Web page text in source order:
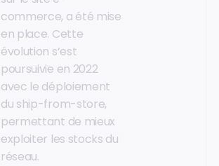
commerce, a été mise
en place. Cette
évolution s’est
poursuivie en 2022
avec le déploiement
du ship-from-store,
permettant de mieux
exploiter les stocks du
réseau.